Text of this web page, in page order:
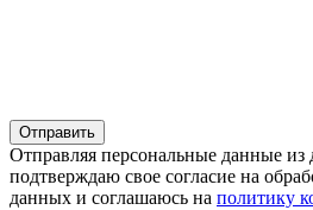
Отправляя персональные данные
подтверждаю свое согласие на
данных и соглашаюсь на политику